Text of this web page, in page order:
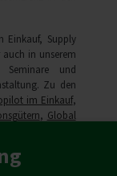
Einkauf, Supply
in unserem
und
Zu den
im Einkauf,
, Global